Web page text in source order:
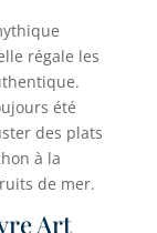
régale les
été
des plats
à la
de mer.
Art